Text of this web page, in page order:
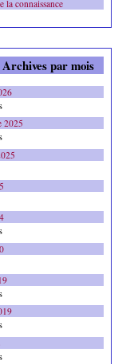
la connaissance
Archives par mois
2025